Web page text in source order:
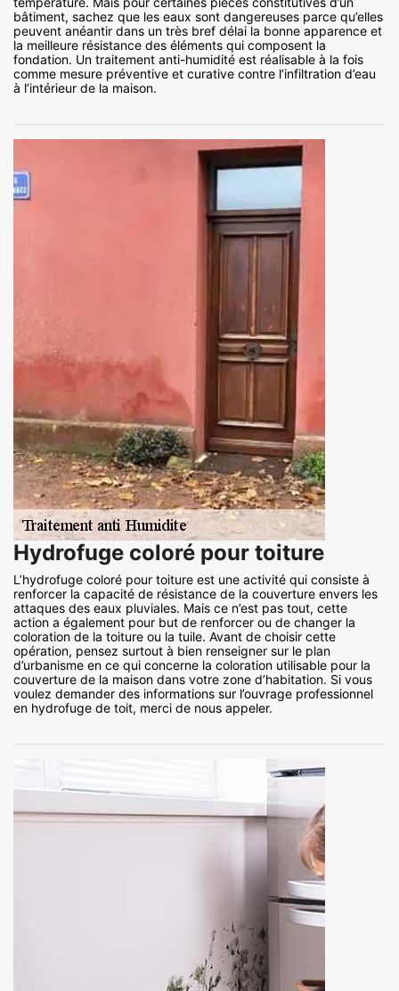
bâtiment, sachez que les eaux sont dangereuses parce qu’elles
peuvent anéantir dans un très bref délai la bonne apparence et
la meilleure résistance des éléments qui composent la
fondation. Un traitement anti-humidité est réalisable à la fois
comme mesure préventive et curative contre l’infiltration d’eau
à l’intérieur de la maison.
Hydrofuge coloré pour toiture
L’hydrofuge coloré pour toiture est une activité qui consiste à
renforcer la capacité de résistance de la couverture envers les
attaques des eaux pluviales. Mais ce n’est pas tout, cette
action a également pour but de renforcer ou de changer la
coloration de la toiture ou la tuile. Avant de choisir cette
opération, pensez surtout à bien renseigner sur le plan
d’urbanisme en ce qui concerne la coloration utilisable pour la
couverture de la maison dans votre zone d’habitation. Si vous
voulez demander des informations sur l’ouvrage professionnel
en hydrofuge de toit, merci de nous appeler.